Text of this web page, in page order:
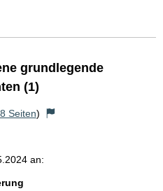
grundlegende
(1)
Seiten)
an: